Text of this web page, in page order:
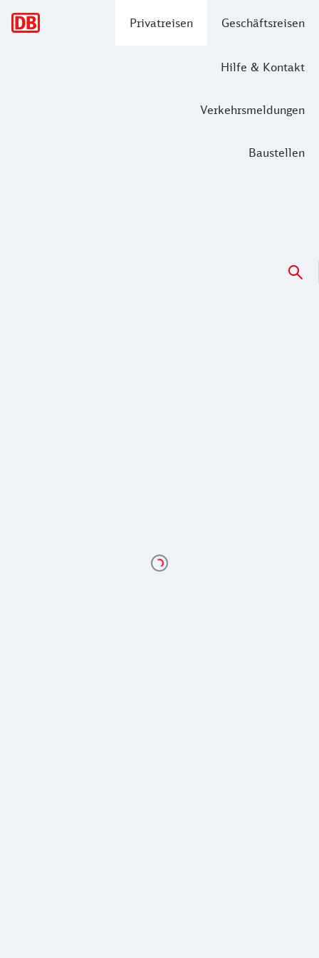
Privatreisen Geschäftsreisen
Hilfe & Kontakt
Verkehrsmeldungen
Baustellen